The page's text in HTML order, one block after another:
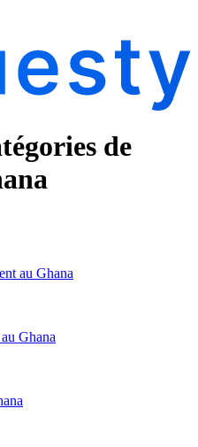
de
au Ghana
Ghana